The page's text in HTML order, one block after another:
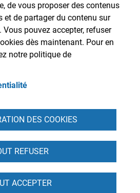
de vous proposer des contenus
et de partager du contenu sur
Vous pouvez accepter, refuser
dès maintenant. Pour en
notre politique de
DES COOKIES
REFUSER
ACCEPTER
ContactIntranetMentions légales
conforme